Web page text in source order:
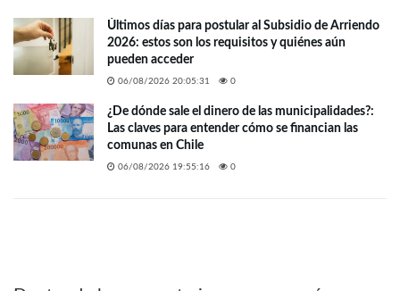
Últimos días para postular al Subsidio de Arriendo
2026: estos son los requisitos y quiénes aún
pueden acceder
06/08/2026 20:05:31 0
¿De dónde sale el dinero de las municipalidades?:
Las claves para entender cómo se financian las
comunas en Chile
06/08/2026 19:55:16 0